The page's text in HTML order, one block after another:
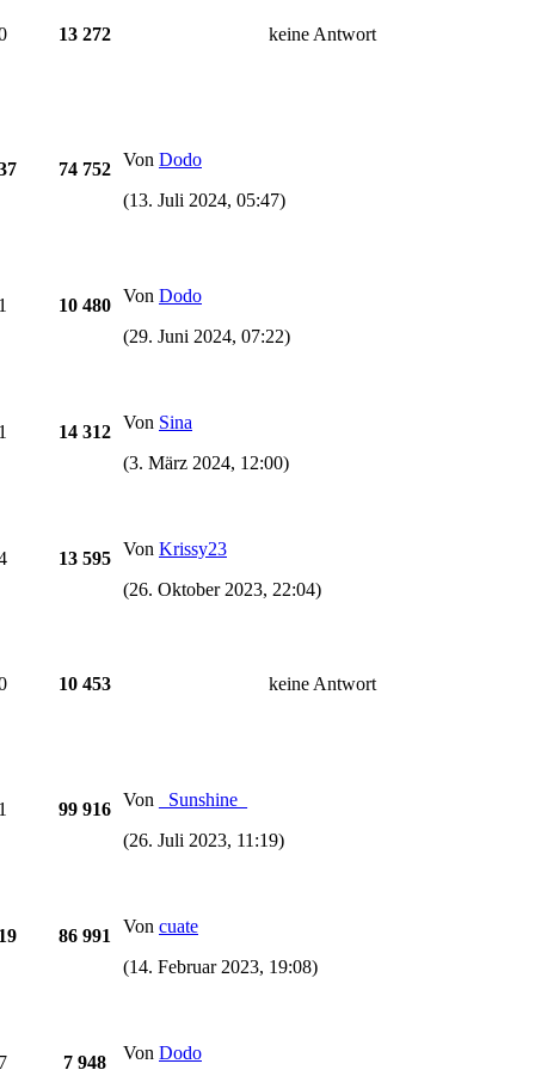
13 272 keine Antwort
74 752 Von Dodo
(13. Juli 2024, 05:47)
10 480 Von Dodo
(29. Juni 2024, 07:22)
14 312 Von Sina
(3. März 2024, 12:00)
13 595 Von Krissy23
(26. Oktober 2023, 22:04)
10 453 keine Antwort
99 916 Von
_Sunshine_
(26. Juli 2023, 11:19)
86 991 Von cuate
(14. Februar 2023, 19:08)
7 948 Von Dodo